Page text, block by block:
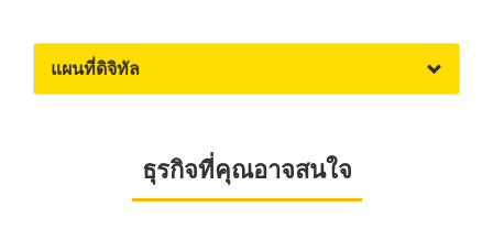
แผนที่ดิจิทัล
ธุรกิจที่คุณอาจสนใจ